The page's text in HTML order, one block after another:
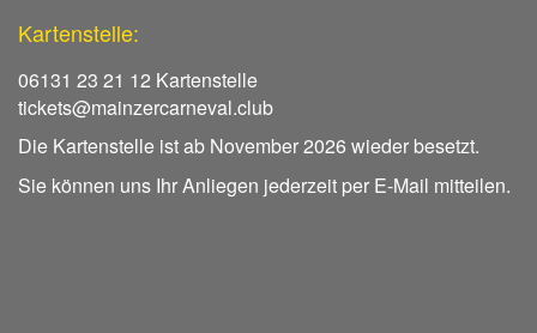
Kartenstelle:
06131 23 21 12 Kartenstelle
tickets@mainzercarneval.club
Die Kartenstelle ist ab November 2026 wieder besetzt.
Sie können uns Ihr Anliegen jederzeit per E-Mail mitteilen.